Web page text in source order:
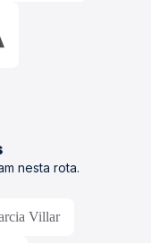
nesta rota.
Villar